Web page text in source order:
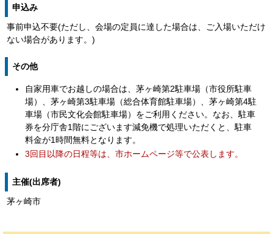
申込み
事前申込不要(ただし、会場の定員に達した場合は、ご入場いただけ
ない場合があります。)
その他
自家用車でお越しの場合は、茅ヶ崎第2駐車場（市役所駐車
場）、茅ヶ崎第3駐車場（総合体育館駐車場）、茅ヶ崎第4駐
車場（市民文化会館駐車場）をご利用ください。なお、駐車
券を分庁舎1階にございます減免機で処理いただくと、駐車
料金が1時間無料となります。
3回目以降の日程等は、市ホームページ等で公表します。
主催(出席者)
茅ヶ崎市